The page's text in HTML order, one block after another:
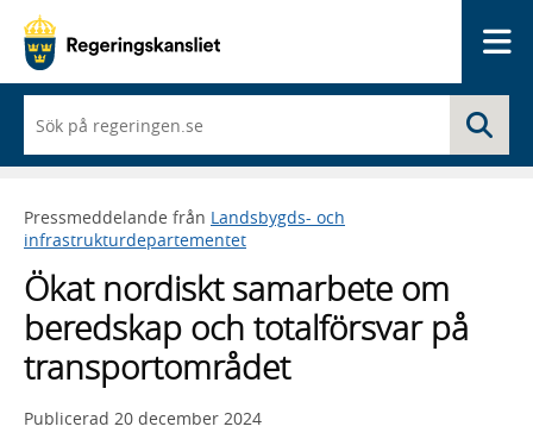
du
börjar
skriva
framträder
en
med
sökförslag
Pressmeddelande från Landsbygds- och
infrastrukturdepartementet
Ökat nordiskt samarbete om
beredskap och totalförsvar på
transportområdet
Publicerad 20 december 2024